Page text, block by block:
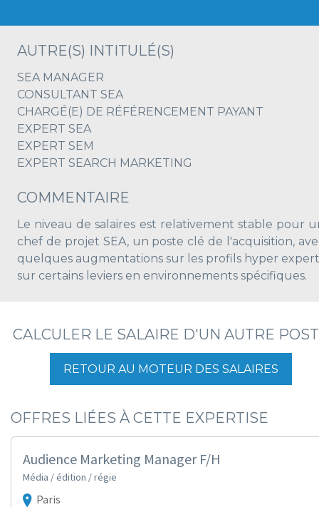
AUTRE(S) INTITULÉ(S)
SEA MANAGER
CONSULTANT SEA
CHARGÉ(E) DE RÉFÉRENCEMENT PAYANT
EXPERT SEA
EXPERT SEM
EXPERT SEARCH MARKETING
COMMENTAIRE
Le niveau de salaires est relativement stable pour
chef de projet SEA, un poste clé de l'acquisition,
quelques augmentations sur les profils hyper
sur certains leviers en environnements spécifiques.
CALCULER LE SALAIRE D'UN AUTRE
RETOUR AU MOTEUR DES SALAIRES
OFFRES LIÉES À CETTE EXPERTISE
Audience Marketing Manager F/H
Média / édition / régie
Paris